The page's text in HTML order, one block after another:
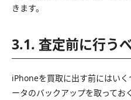
きます。
3.1. 査定前に行う
iPhoneを買取に出す前にはい
ータのバックアップを取ってお